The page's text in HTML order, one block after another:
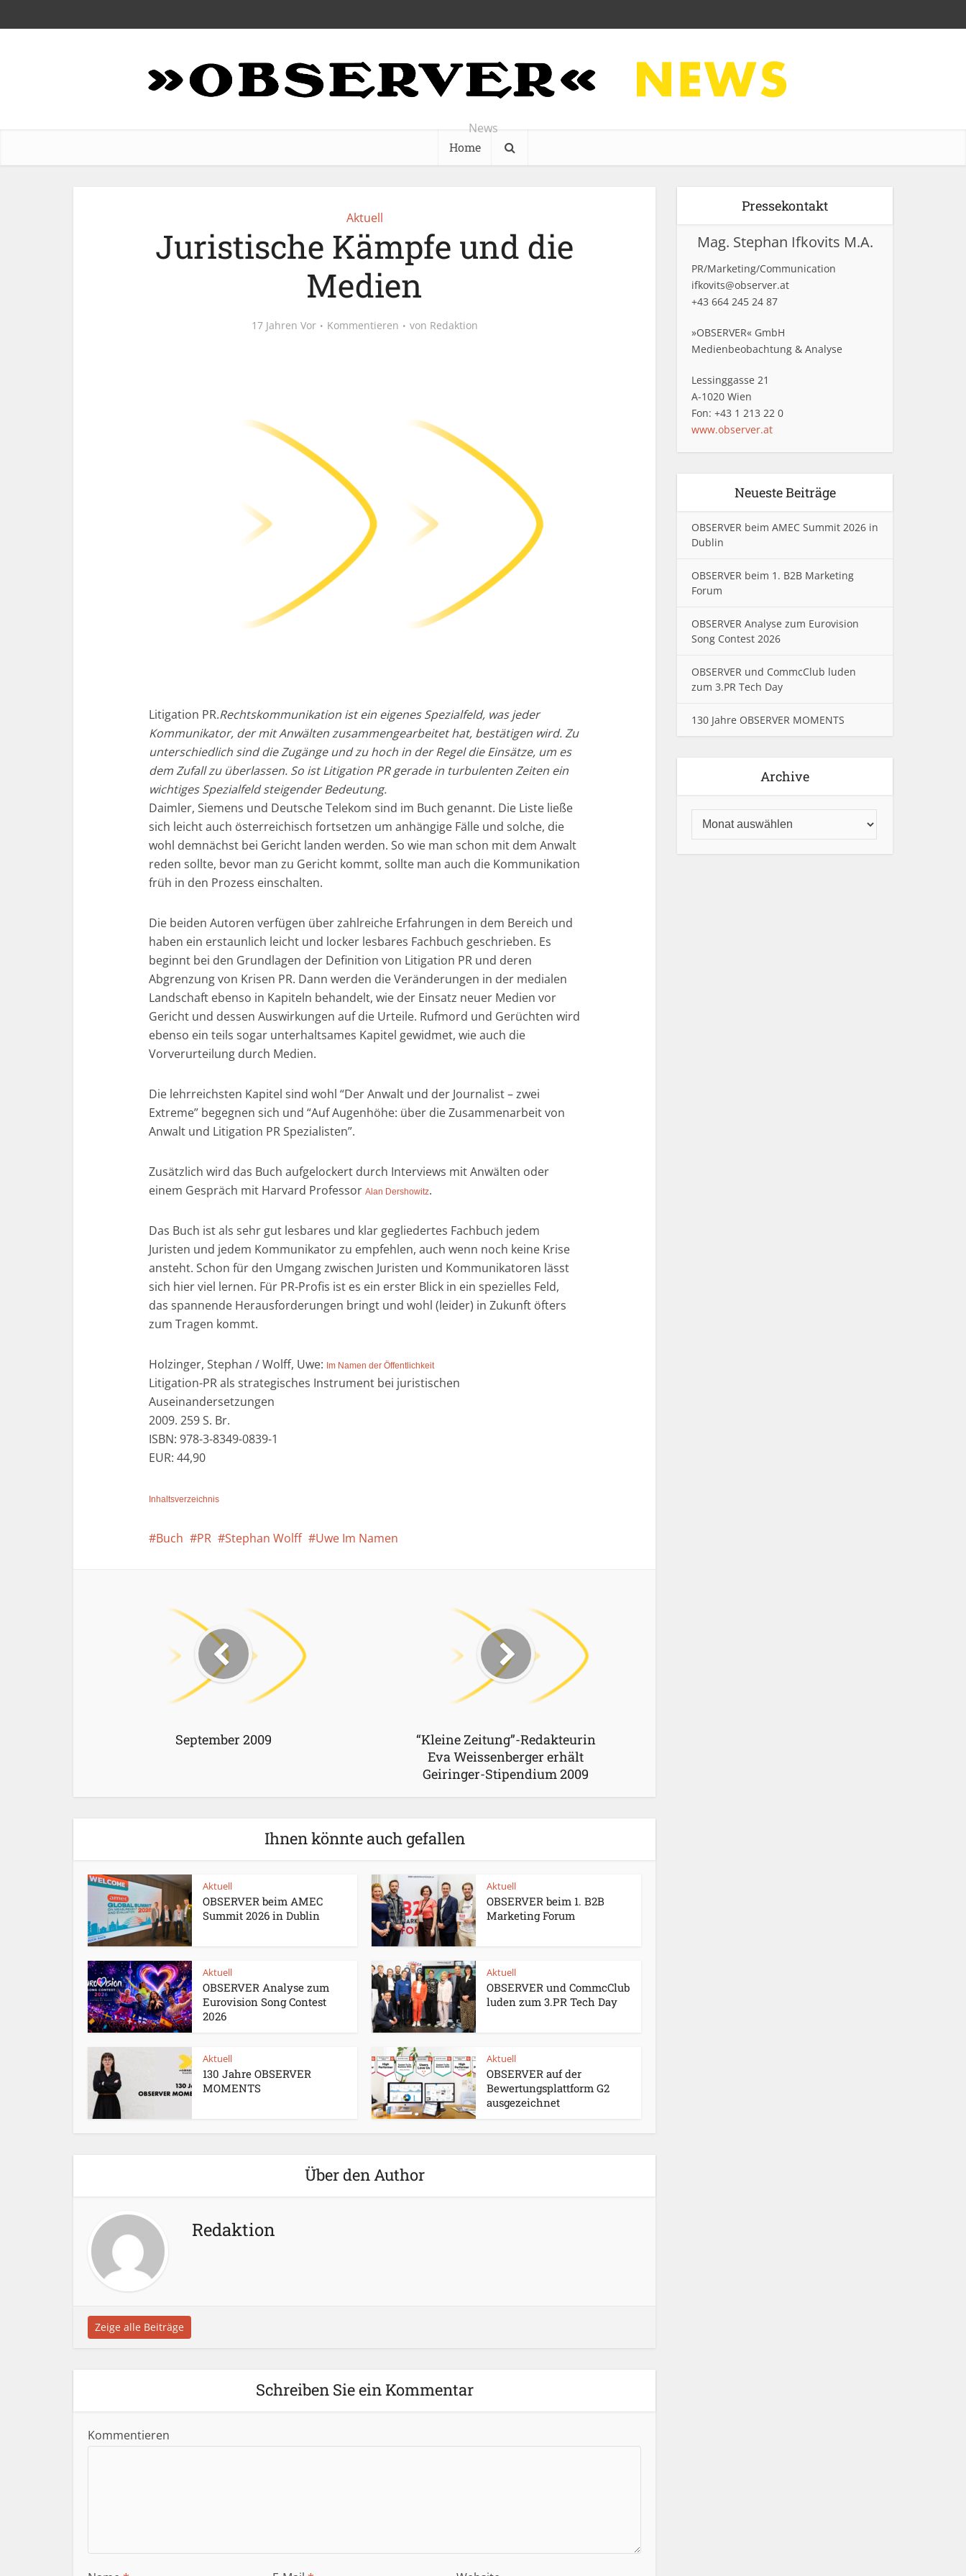
News
Home
Aktuell
Juristische Kämpfe und die
Medien
17 Jahren Vor Kommentieren von Redaktion
Litigation PR.Rechtskommunikation ist ein eigenes Spezialfeld, was jeder
Kommunikator, der mit Anwälten zusammengearbeitet hat, bestätigen wird. Zu
unterschiedlich sind die Zugänge und zu hoch in der Regel die Einsätze, um es
dem Zufall zu überlassen. So ist Litigation PR gerade in turbulenten Zeiten ein
wichtiges Spezialfeld steigender Bedeutung.
Daimler, Siemens und Deutsche Telekom sind im Buch genannt. Die Liste ließe
sich leicht auch österreichisch fortsetzen um anhängige Fälle und solche, die
wohl demnächst bei Gericht landen werden. So wie man schon mit dem Anwalt
reden sollte, bevor man zu Gericht kommt, sollte man auch die Kommunikation
früh in den Prozess einschalten.
Die beiden Autoren verfügen über zahlreiche Erfahrungen in dem Bereich und
haben ein erstaunlich leicht und locker lesbares Fachbuch geschrieben. Es
beginnt bei den Grundlagen der Definition von Litigation PR und deren
Abgrenzung von Krisen PR. Dann werden die Veränderungen in der medialen
Landschaft ebenso in Kapiteln behandelt, wie der Einsatz neuer Medien vor
Gericht und dessen Auswirkungen auf die Urteile. Rufmord und Gerüchten wird
ebenso ein teils sogar unterhaltsames Kapitel gewidmet, wie auch die
Vorverurteilung durch Medien.
Die lehrreichsten Kapitel sind wohl “Der Anwalt und der Journalist – zwei
Extreme” begegnen sich und “Auf Augenhöhe: über die Zusammenarbeit von
Anwalt und Litigation PR Spezialisten”.
Zusätzlich wird das Buch aufgelockert durch Interviews mit Anwälten oder
einem Gespräch mit Harvard Professor Alan Dershowitz.
Das Buch ist als sehr gut lesbares und klar gegliedertes Fachbuch jedem
Juristen und jedem Kommunikator zu empfehlen, auch wenn noch keine Krise
ansteht. Schon für den Umgang zwischen Juristen und Kommunikatoren lässt
sich hier viel lernen. Für PR-Profis ist es ein erster Blick in ein spezielles Feld,
das spannende Herausforderungen bringt und wohl (leider) in Zukunft öfters
zum Tragen kommt.
Holzinger, Stephan / Wolff, Uwe: Im Namen der Öffentlichkeit
Litigation-PR als strategisches Instrument bei juristischen
Auseinandersetzungen
2009. 259 S. Br.
ISBN: 978-3-8349-0839-1
EUR: 44,90
Inhaltsverzeichnis
Buch PR Stephan Wolff Uwe Im Namen
September 2009
“Kleine Zeitung”-Redakteurin
Eva Weissenberger erhält
Geiringer-Stipendium 2009
Ihnen könnte auch gefallen
Aktuell
OBSERVER beim AMEC
Summit 2026 in Dublin
Aktuell
OBSERVER beim 1. B2B
Marketing Forum
Aktuell
OBSERVER Analyse zum
Eurovision Song Contest
2026
Aktuell
OBSERVER und CommcClub
luden zum 3.PR Tech Day
Aktuell
130 Jahre OBSERVER
MOMENTS
Aktuell
OBSERVER auf der
Bewertungsplattform G2
ausgezeichnet
Über den Author
Redaktion
Zeige alle Beiträge
Schreiben Sie ein Kommentar
Kommentieren
Pressekontakt
Mag. Stephan Ifkovits M.A.
PR/Marketing/Communication
ifkovits@observer.at
+43 664 245 24 87
»OBSERVER« GmbH
Medienbeobachtung & Analyse
Lessinggasse 21
A-1020 Wien
Fon: +43 1 213 22 0
www.observer.at
Neueste Beiträge
OBSERVER beim AMEC Summit 2026 in
Dublin
OBSERVER beim 1. B2B Marketing
Forum
OBSERVER Analyse zum Eurovision
Song Contest 2026
OBSERVER und CommcClub luden
zum 3.PR Tech Day
130 Jahre OBSERVER MOMENTS
Archive